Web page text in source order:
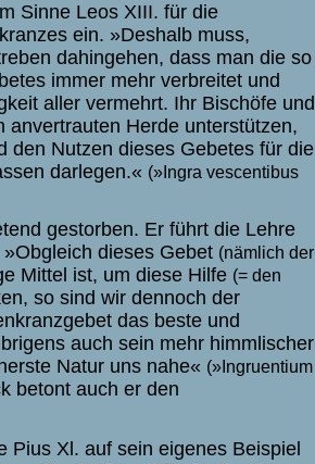
Sinne Leos XIII. für die
ein. »Deshalb muss,
dahingehen, dass man die so
immer mehr verbreitet und
aller vermehrt. Ihr Bischöfe und
anvertrauten Herde unterstützen,
den Nutzen dieses Gebetes für die
darlegen.« (»Ingra vescentibus
gestorben. Er führt die Lehre
dieses Gebet (nämlich der
Mittel ist, um diese Hilfe (= den
so sind wir dennoch der
das beste und
auch sein mehr himmlischer
Natur uns nahe« (» Ingruentium
betont auch er den
Pius Xl. auf sein eigenes Beispiel